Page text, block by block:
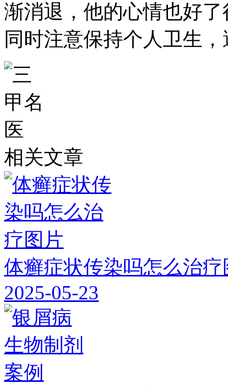
渐消退，他的心情也好
同时注意保持个人卫生
相关文章
体癣症状传染吗怎么治疗
2025-05-23